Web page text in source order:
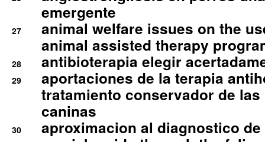
emergente
27
animal welfare issues on the
animal assisted therapy
28 antibioterapia elegir
29
aportaciones de la terapia
tratamiento conservador de
caninas
30 aproximacion al diagnostico